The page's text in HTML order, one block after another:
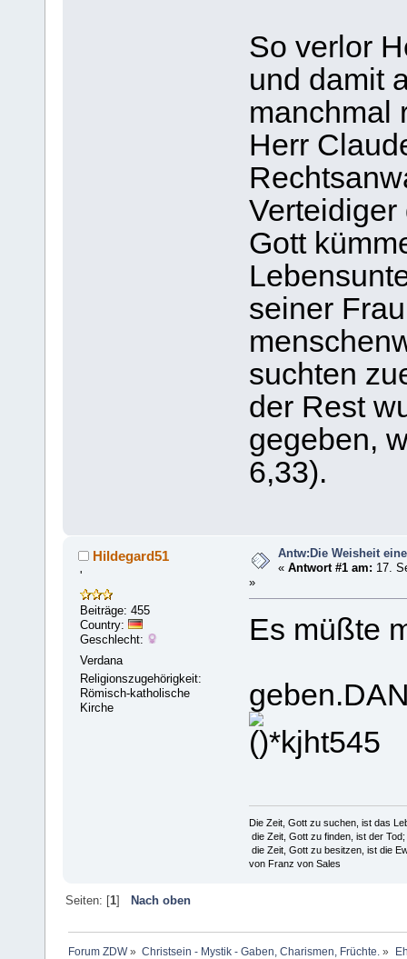
So verlor
und damit
manchmal
Herr
Gott
seiner
suchten
der Rest
gegeben,
6,33).
Hildegard51
'
Beiträge: 455
Country:
Geschlecht:
Verdana
Religionszugehörigkeit:
Römisch-katholische
Kirche
Antw:Die Weisheit
«Antwort #1 am: 17.
»
Es müßte
Die Zeit, Gott zu suchen, ist das
die Zeit, Gott zu finden, ist der Tod;
die Zeit, Gott zu besitzen, ist die
von Franz von Sales
Seiten: [1] Nach oben
Forum ZDW» Christsein - Mystik - Gaben, Charismen, Früchte. »